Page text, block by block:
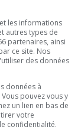
le temps
en
le règlement.
les informations
autres types de
partenaires, ainsi
ce site. Nos
des données
données à
pouvez vous y
un lien en bas de
votre
confidentialité.